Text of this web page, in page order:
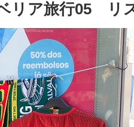
リア旅行05 リ